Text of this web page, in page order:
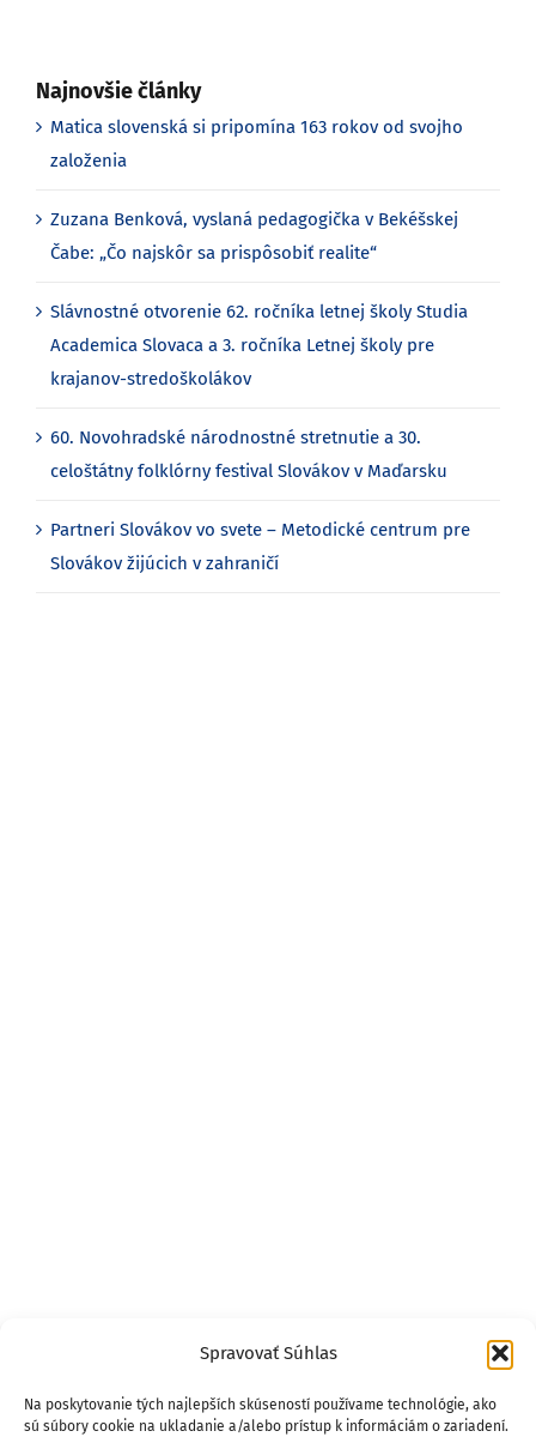
Spravovať Súhlas
Na poskytovanie tých najlepších skúseností používame technológie, ako
sú súbory cookie na ukladanie a/alebo prístup k informáciám o zariadení.
Najnovšie články
Matica slovenská si pripomína 163 rokov od svojho
založenia
Zuzana Benková, vyslaná pedagogička v Bekéšskej
Čabe: „Čo najskôr sa prispôsobiť realite“
Slávnostné otvorenie 62. ročníka letnej školy Studia
Academica Slovaca a 3. ročníka Letnej školy pre
krajanov-stredoškolákov
60. Novohradské národnostné stretnutie a 30.
celoštátny folklórny festival Slovákov v Maďarsku
Partneri Slovákov vo svete – Metodické centrum pre
Slovákov žijúcich v zahraničí